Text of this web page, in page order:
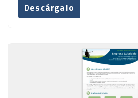
Descárgalo